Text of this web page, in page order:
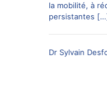
la mobilité, à
persistantes
Dr Sylvain